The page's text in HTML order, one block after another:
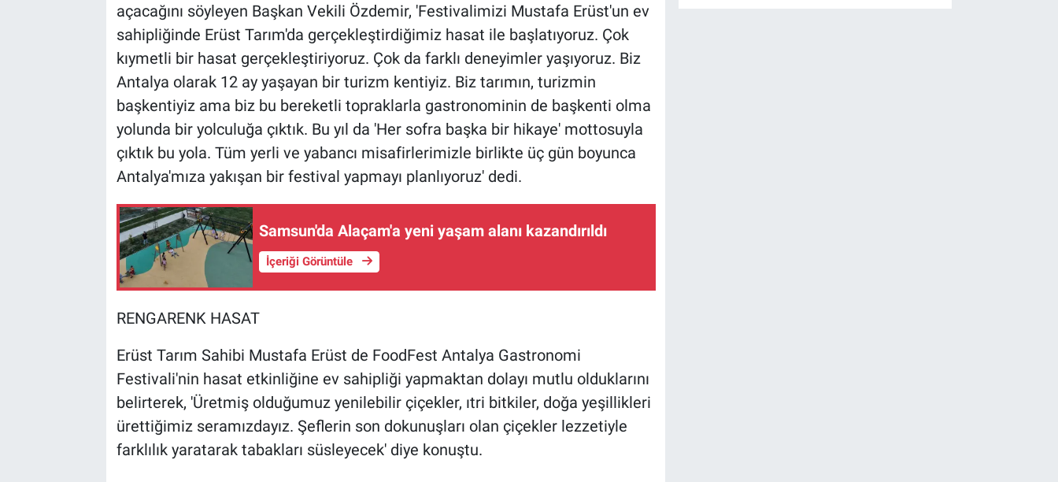
açacağını söyleyen Başkan Vekili Özdemir, 'Festivalimizi Mustafa Erüst'un ev
sahipliğinde Erüst Tarım'da gerçekleştirdiğimiz hasat ile başlatıyoruz. Çok
kıymetli bir hasat gerçekleştiriyoruz. Çok da farklı deneyimler yaşıyoruz. Biz
Antalya olarak 12 ay yaşayan bir turizm kentiyiz. Biz tarımın, turizmin
başkentiyiz ama biz bu bereketli topraklarla gastronominin de başkenti olma
yolunda bir yolculuğa çıktık. Bu yıl da 'Her sofra başka bir hikaye' mottosuyla
çıktık bu yola. Tüm yerli ve yabancı misafirlerimizle birlikte üç gün boyunca
Antalya'mıza yakışan bir festival yapmayı planlıyoruz' dedi.
Samsun'da Alaçam'a yeni yaşam alanı kazandırıldı
İçeriği Görüntüle
RENGARENK HASAT
Erüst Tarım Sahibi Mustafa Erüst de FoodFest Antalya Gastronomi
Festivali'nin hasat etkinliğine ev sahipliği yapmaktan dolayı mutlu olduklarını
belirterek, 'Üretmiş olduğumuz yenilebilir çiçekler, ıtri bitkiler, doğa yeşillikleri
ürettiğimiz seramızdayız. Şeflerin son dokunuşları olan çiçekler lezzetiyle
farklılık yaratarak tabakları süsleyecek' diye konuştu.